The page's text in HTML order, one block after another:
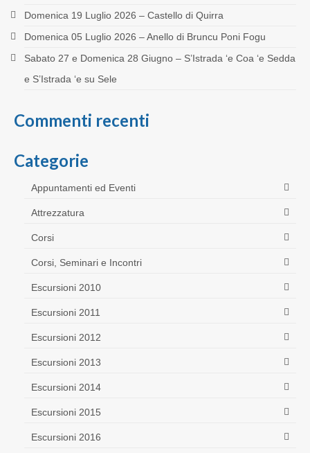
Domenica 19 Luglio 2026 – Castello di Quirra
Domenica 05 Luglio 2026 – Anello di Bruncu Poni Fogu
Sabato 27 e Domenica 28 Giugno – S’Istrada ‘e Coa ‘e Sedda
e S’Istrada ‘e su Sele
Commenti recenti
Categorie
Appuntamenti ed Eventi
Attrezzatura
Corsi
Corsi, Seminari e Incontri
Escursioni 2010
Escursioni 2011
Escursioni 2012
Escursioni 2013
Escursioni 2014
Escursioni 2015
Escursioni 2016